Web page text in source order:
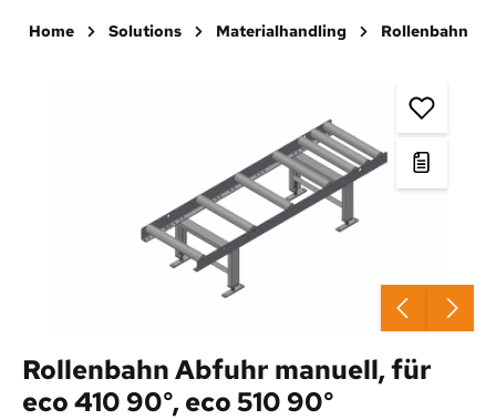
Home Solutions Materialhandling Rollenbahn
Rollenbahn Abfuhr manuell, für
eco 410 90°, eco 510 90°